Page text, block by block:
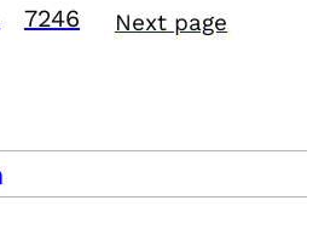
7246 Next page